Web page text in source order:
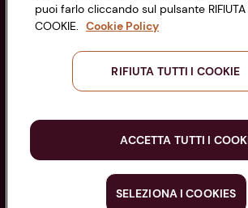
Seguici sui Social:
Scarica l'app
puoi farlo cliccando sul pulsante RIFIUTA
COOKIE. Cookie Policy
RIFIUTA TUTTI I COOKIE
ACCETTA TUTTI I
SELEZIONA I COOKIES